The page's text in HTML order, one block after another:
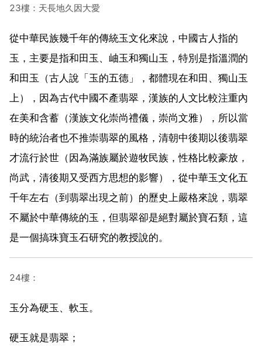
23樓：天長地久因大愛
從中華民族幾千年的傳統玉文化來說，中國古人指的
玉，主要是指和田玉、岫玉和獨山玉，特別是指溫潤的
和田玉（古人說「玉的五德」，都體現在和田、獨山玉
上），因為古代中國不產翡翠，漢族的人文比較注重內
在美和含蓄（漢族文化崇尚禮儀，崇尚文雅），所以當
時的統治者也不推崇翡翠的風格，清朝中後期以後翡翠
才流行於世（因為滿族屬於遊牧民族，性格比較豪放，
尚武，清後期又受西方思想的影響），從中華玉文化五
千年左右（到翡翠出現之前）的歷史上嚴格來說，翡翠
不屬於中華傳統的玉，但翡翠卻是絕對屬於寶石類，這
是一個搞珠寶玉石研究的教授說的。
24樓：
玉分為硬玉、軟玉。
硬玉就是翡翠；